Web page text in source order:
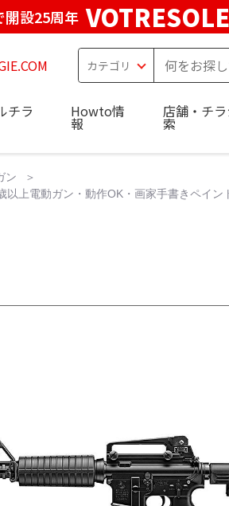
開設25周年
チラ Howto情
報
店舗・チ
索
ン
以上電動ガン・動作OK・画家手書きペイ